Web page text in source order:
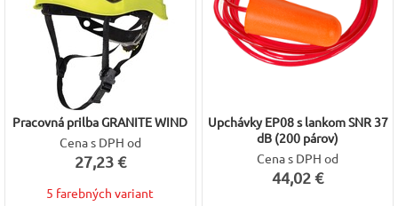
Pracovná prilba GRANITE WIND
Cena s DPH od
27,23 €
5 farebných variant
Upchávky EP08 s lankom SNR 37
dB (200 párov)
Cena s DPH od
44,02 €